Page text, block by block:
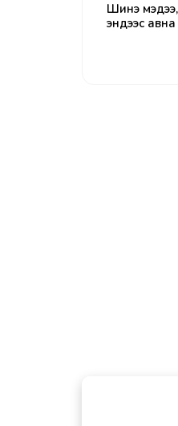
Шинэ
эндээс авна